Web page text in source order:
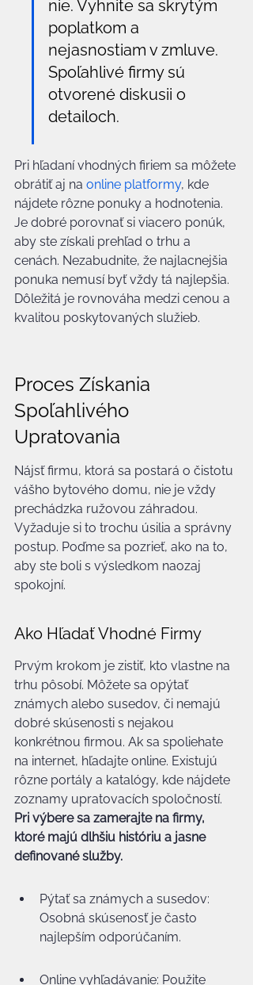
nie. Vyhnite sa skrytým
poplatkom a
nejasnostiam v zmluve.
Spoľahlivé firmy sú
otvorené diskusii o
detailoch.
Pri hľadaní vhodných firiem sa môžete
obrátiť aj na online platformy, kde
nájdete rôzne ponuky a hodnotenia.
Je dobré porovnať si viacero ponúk,
aby ste získali prehľad o trhu a
cenách. Nezabudnite, že najlacnejšia
ponuka nemusí byť vždy tá najlepšia.
Dôležitá je rovnováha medzi cenou a
kvalitou poskytovaných služieb.
Proces Získania
Spoľahlivého
Upratovania
Nájsť firmu, ktorá sa postará o čistotu
vášho bytového domu, nie je vždy
prechádzka ružovou záhradou.
Vyžaduje si to trochu úsilia a správny
postup. Poďme sa pozrieť, ako na to,
aby ste boli s výsledkom naozaj
spokojní.
Ako Hľadať Vhodné Firmy
Prvým krokom je zistiť, kto vlastne na
trhu pôsobí. Môžete sa opýtať
známych alebo susedov, či nemajú
dobré skúsenosti s nejakou
konkrétnou firmou. Ak sa spoliehate
na internet, hľadajte online. Existujú
rôzne portály a katalógy, kde nájdete
zoznamy upratovacích spoločností.
Pri výbere sa zamerajte na firmy,
ktoré majú dlhšiu históriu a jasne
definované služby.
Pýtať sa známych a susedov:
Osobná skúsenosť je často
najlepším odporúčaním.
Online vyhľadávanie: Použite